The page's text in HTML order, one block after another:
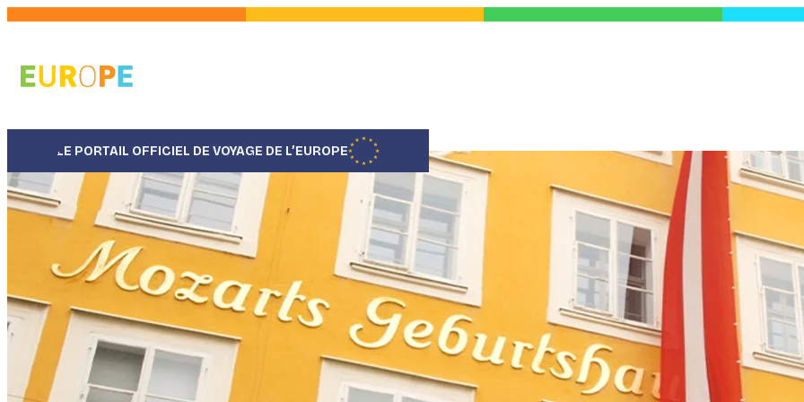
Aller
contenu
principal
LE PORTAIL OFFICIEL DE VOYAGE DE L’EUROPE